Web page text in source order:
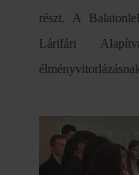
részt. A
Lárifári